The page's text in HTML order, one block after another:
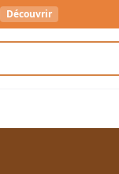
Découvrir